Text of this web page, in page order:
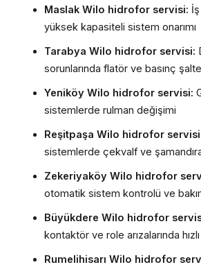
Maslak Wilo hidrofor servisi:
yüksek kapasiteli sistem onarımı
Tarabya Wilo hidrofor servisi:
sorunlarında flatör ve basınç
Yeniköy Wilo hidrofor servisi:
sistemlerde rulman değişimi
Reşitpaşa Wilo hidrofor
sistemlerde çekvalf ve şamandıra
Zekeriyaköy Wilo hidrofor
otomatik sistem kontrolü ve
Büyükdere Wilo hidrofor
kontaktör ve role arızalarında
Rumelihisarı Wilo hidrofor